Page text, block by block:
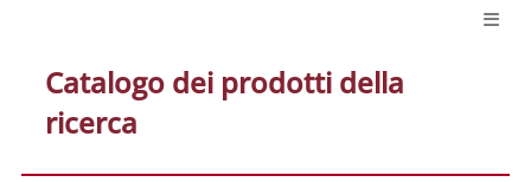
Catalogo dei prodotti della
ricerca